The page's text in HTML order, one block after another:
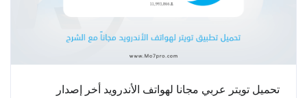
تحميل تويتر عربي مجانا لهواتف الأندرويد أخر إصدار